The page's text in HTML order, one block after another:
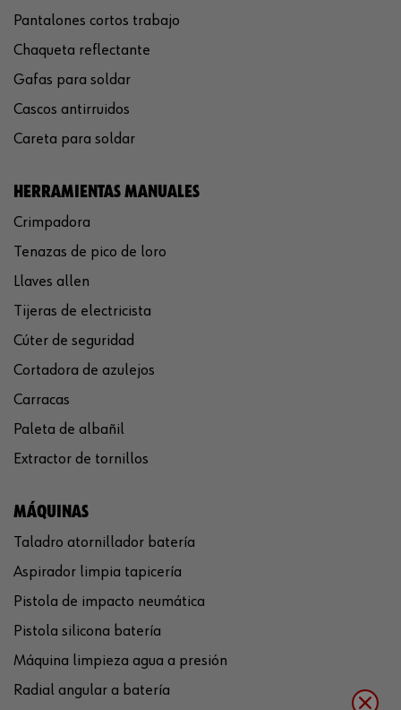
Pantalones cortos trabajo
Chaqueta reflectante
Gafas para soldar
Cascos antirruidos
Careta para soldar
HERRAMIENTAS MANUALES
Crimpadora
Tenazas de pico de loro
Llaves allen
Tijeras de electricista
Cúter de seguridad
Cortadora de azulejos
Carracas
Paleta de albañil
Extractor de tornillos
MÁQUINAS
Taladro atornillador batería
Aspirador limpia tapicería
Pistola de impacto neumática
Pistola silicona batería
Máquina limpieza agua a presión
Radial angular a batería